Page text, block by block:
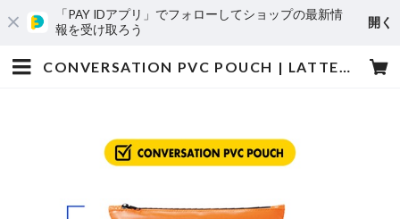
「PAY IDアプリ」でフォローしてショップの最新情
報を受け取ろう
開く
CONVERSATION PVC POUCH | LATTEST WEB SHOP